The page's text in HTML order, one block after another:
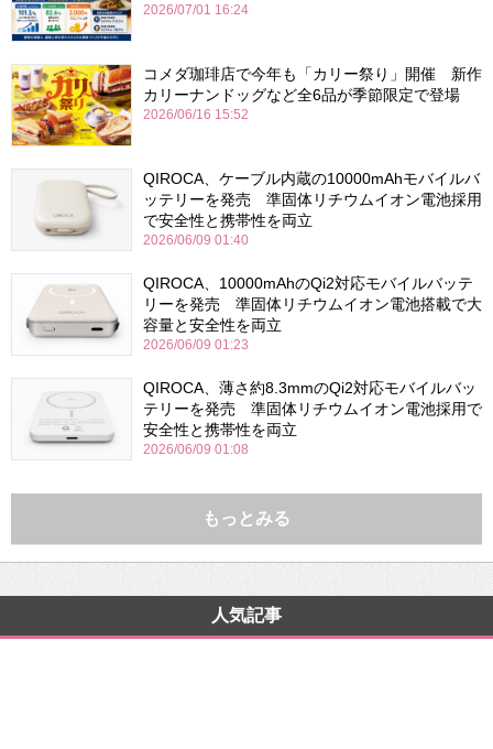
2026/07/01 16:24
コメダ珈琲店で今年も「カリー祭り」開催 新作
カリーナンドッグなど全6品が季節限定で登場
2026/06/16 15:52
QIROCA、ケーブル内蔵の10000mAhモバイルバ
ッテリーを発売 準固体リチウムイオン電池採用
で安全性と携帯性を両立
2026/06/09 01:40
QIROCA、10000mAhのQi2対応モバイルバッテ
リーを発売 準固体リチウムイオン電池搭載で大
容量と安全性を両立
2026/06/09 01:23
QIROCA、薄さ約8.3mmのQi2対応モバイルバッ
テリーを発売 準固体リチウムイオン電池採用で
安全性と携帯性を両立
2026/06/09 01:08
もっとみる
人気記事